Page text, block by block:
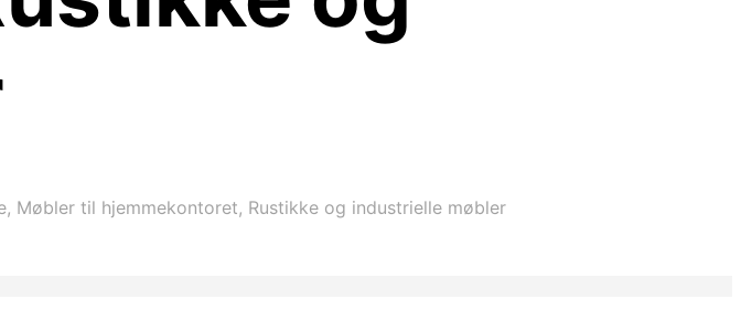
Møbler til hjemmekontoret, Rustikke og industrielle møbler